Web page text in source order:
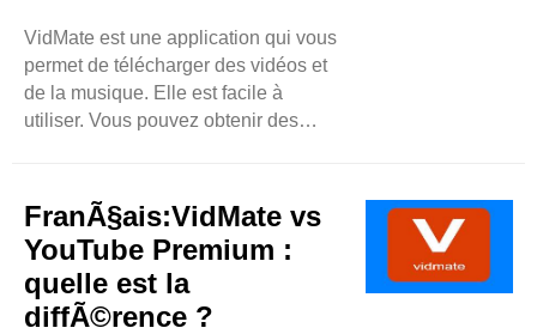
télécharger des vidéos sur YouTube.
..
VidMate est une application qui vous
permet de télécharger des vidéos et
de la musique. Elle est facile à
utiliser. Vous pouvez obtenir des
également de regarder des films et
des émissions de télévision
gratuitement. De nombreuses
personnes aiment utiliser VidMate car
il est simple et fonctionne bien.
FranÃ§ais:VidMate vs
YouTube Premium :
quelle est la
diffÃ©rence ?